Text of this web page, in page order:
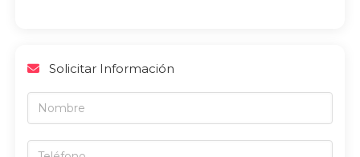
Solicitar Información